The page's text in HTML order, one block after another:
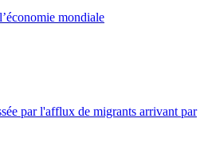
mondiale
par l'afflux de migrants arrivant par